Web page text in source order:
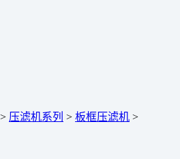
> 压滤机系列 > 板框压滤机 >